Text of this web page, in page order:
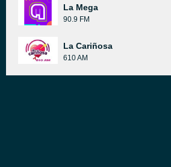
La Mega
90.9 FM
La Cariñosa
610 AM